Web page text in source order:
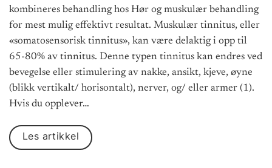
kombineres behandling hos Hør og muskulær behandling
for mest mulig effektivt resultat. Muskulær tinnitus, eller
«somatosensorisk tinnitus», kan være delaktig i opp til
65-80% av tinnitus. Denne typen tinnitus kan endres ved
bevegelse eller stimulering av nakke, ansikt, kjeve, øyne
(blikk vertikalt/ horisontalt), nerver, og/ eller armer (1).
Hvis du opplever…
Les artikkel